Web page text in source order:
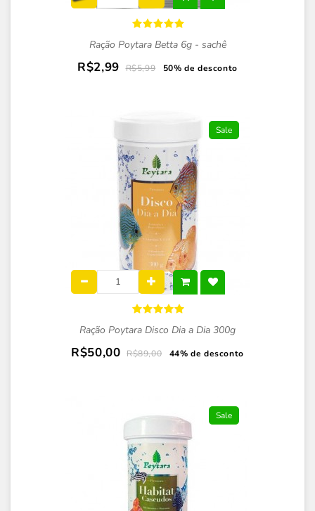
Ração Poytara Betta 6g - sachê
R$2,99 R$5,99 50% de desconto
Sale
Ração Poytara Disco Dia a Dia 300g
R$50,00 R$89,00 44% de desconto
Sale